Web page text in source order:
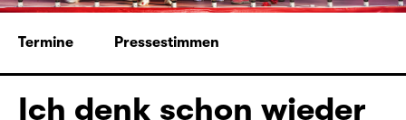
Termine Pressestimmen
Ich denk schon wieder